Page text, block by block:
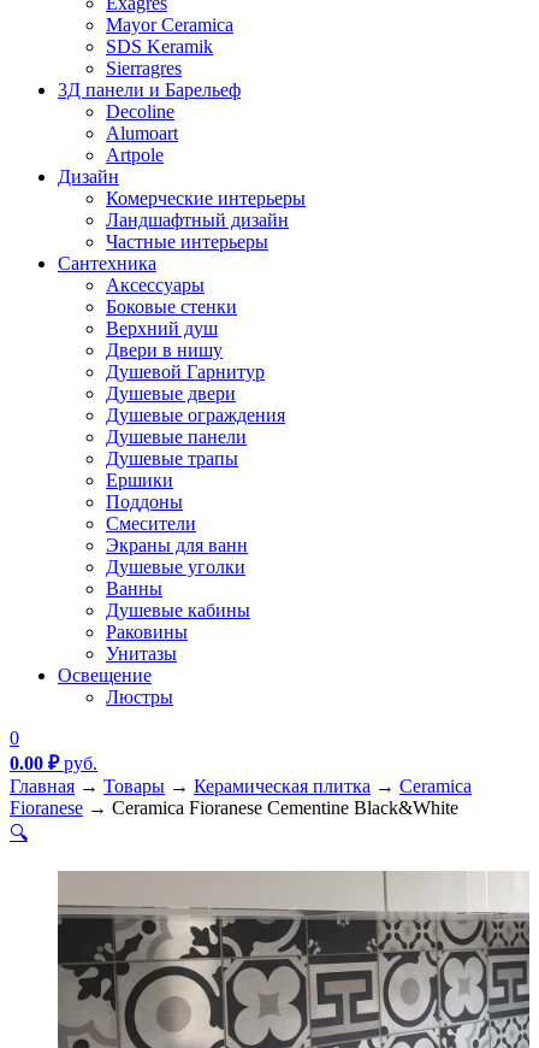
Mayor Ceramica
SDS Keramik
Sierragres
3Д панели и Барельеф
Decoline
Alumoart
Artpole
Дизайн
Комерческие интерьеры
Ландшафтный дизайн
Частные интерьеры
Сантехника
Аксессуары
Боковые стенки
Верхний душ
Двери в нишу
Душевой Гарнитур
Душевые двери
Душевые ограждения
Душевые панели
Душевые трапы
Ершики
Поддоны
Смесители
Экраны для ванн
Душевые уголки
Ванны
Душевые кабины
Раковины
Унитазы
Освещение
Люстры
0
0.00 ₽руб.
Главная → Товары → Керамическая плитка → Ceramica
Fioranese → Ceramica Fioranese Cementine Black&White
🔍